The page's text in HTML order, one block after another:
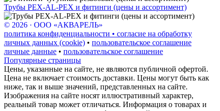
Трубы PEX-AL-PEX и фитинги (цены и ассортимент)
© 2026 · ООО «АКВАРЕЛЬ»
политика конфиденциальности • согласие на обработку
личных данных (cookie) • пользовательское соглашение
личные данные • пользовательское соглашение
Популярные страницы
Цены, указанные на сайте, не являются публичной офертой.
Цена не включает стоимость доставки. Цены могут быть как
ниже, так и выше значений, представленных на сайте.
Изображения на сайте носят иллюстративный характер,
реальный товар может отличаться. Информация о товарах и